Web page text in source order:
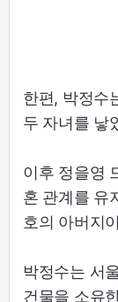
한편, 박정수
두 자녀를 낳
이후 정을영
혼 관계를 유
호의 아버지
박정수는 서
건물을 소유